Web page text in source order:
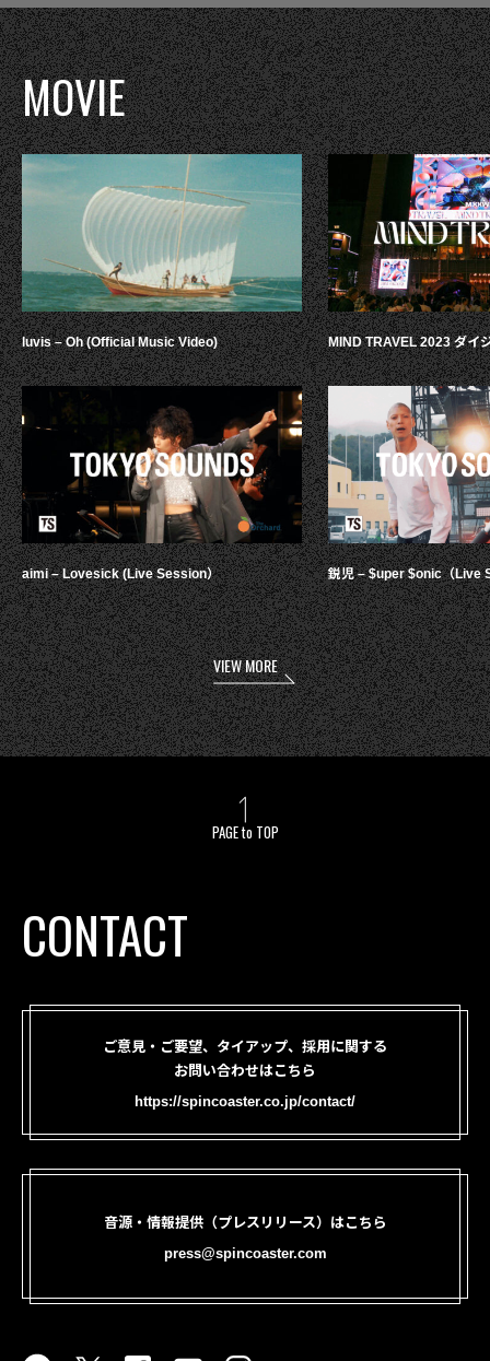
MOVIE
luvis – Oh (Official Music Video)
aimi – Lovesick (Live Session）
MIND TRAVEL 2023 ダイ
鋭児 – $uper $onic（Live
VIEW MORE
PAGE to TOP
CONTACT
ご意見・ご要望、タイアップ、採用に関する
お問い合わせはこちら
https://spincoaster.co.jp/contact/
音源・情報提供（プレスリリース）はこちら
press@spincoaster.com